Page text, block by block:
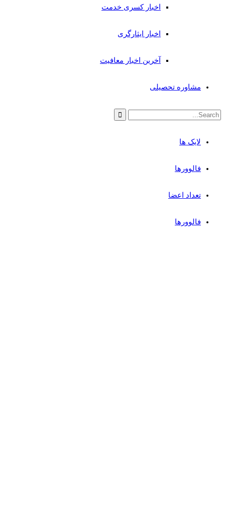
اخبار کسری خدمت
اخبار ایثارگری
آخرین اخبار معافیت
مشاوره تحصیلی
لایک ها
فالوورها
تعداد اعضا
فالوورها